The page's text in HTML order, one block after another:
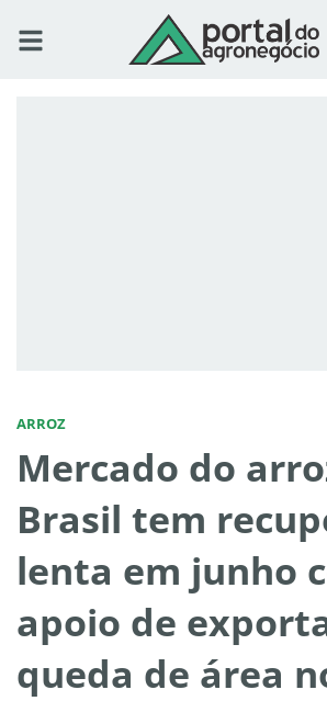
ARROZ
Mercado do
Brasil tem
lenta em junho
apoio de
queda de área